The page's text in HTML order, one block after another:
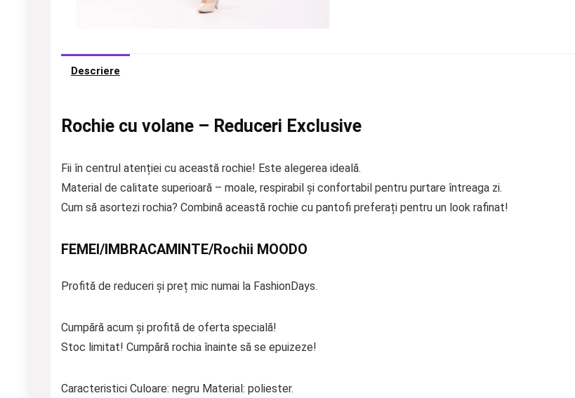
Descriere
Rochie cu volane – Reduceri Exclusive
Fii în centrul atenției cu această rochie! Este alegerea ideală.
Material de calitate superioară – moale, respirabil și confortabil pentru purtare întreaga zi.
Cum să asortezi rochia? Combină această rochie cu pantofi preferați pentru un look rafinat!
FEMEI/IMBRACAMINTE/Rochii MOODO
Profită de reduceri și preț mic numai la FashionDays.
Cumpără acum și profită de oferta specială!
Stoc limitat! Cumpără rochia înainte să se epuizeze!
Caracteristici Culoare: negru Material: poliester.